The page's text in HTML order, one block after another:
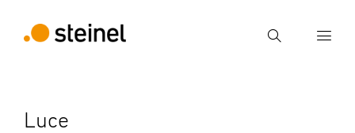
Ricerca
Ricerca
Luce